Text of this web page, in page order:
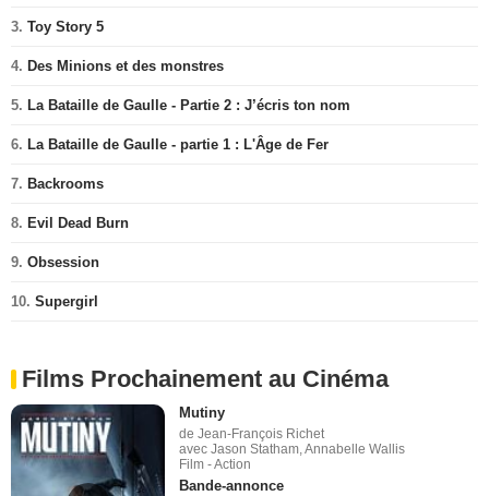
3. Toy Story 5
4. Des Minions et des monstres
5. La Bataille de Gaulle - Partie 2 : J’écris ton nom
6. La Bataille de Gaulle - partie 1 : L'Âge de Fer
7. Backrooms
8. Evil Dead Burn
9. Obsession
10. Supergirl
Films Prochainement au Cinéma
Mutiny
de Jean-François Richet
avec Jason Statham, Annabelle Wallis
Film - Action
Bande-annonce